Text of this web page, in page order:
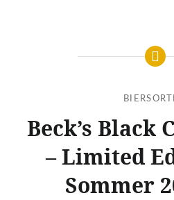
Beck’s Black
– Limited
Sommer